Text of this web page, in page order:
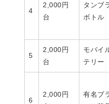
4
2,000円
台
タンブ
ボトル
5
2,000円
台
モバイ
テリー
6
2,000円
有名ブ